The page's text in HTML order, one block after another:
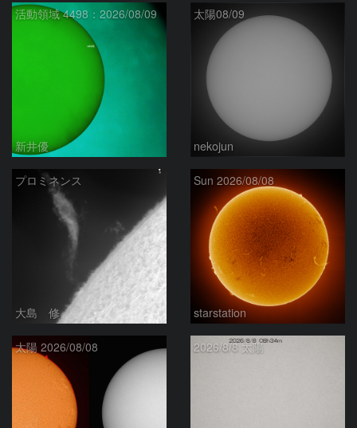
活動領域 4498：2026/08/09
新井優
太陽08/09
nekojun
プロミネンス
大島 修
Sun 2026/08/08
starstation
太陽 2026/08/08 2026/8/8 太陽